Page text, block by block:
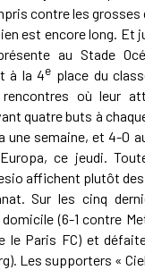
contre les grosses
est encore long. Et
au Stade
à la 4e place du
où leur
quatre buts à
une semaine, et 4-0
ce jeudi.
affichent plutôt
Sur les cinq
(6-1 contre
le Paris FC) et
Les supporters «